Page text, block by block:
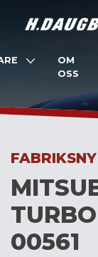
OM
OSS
00561